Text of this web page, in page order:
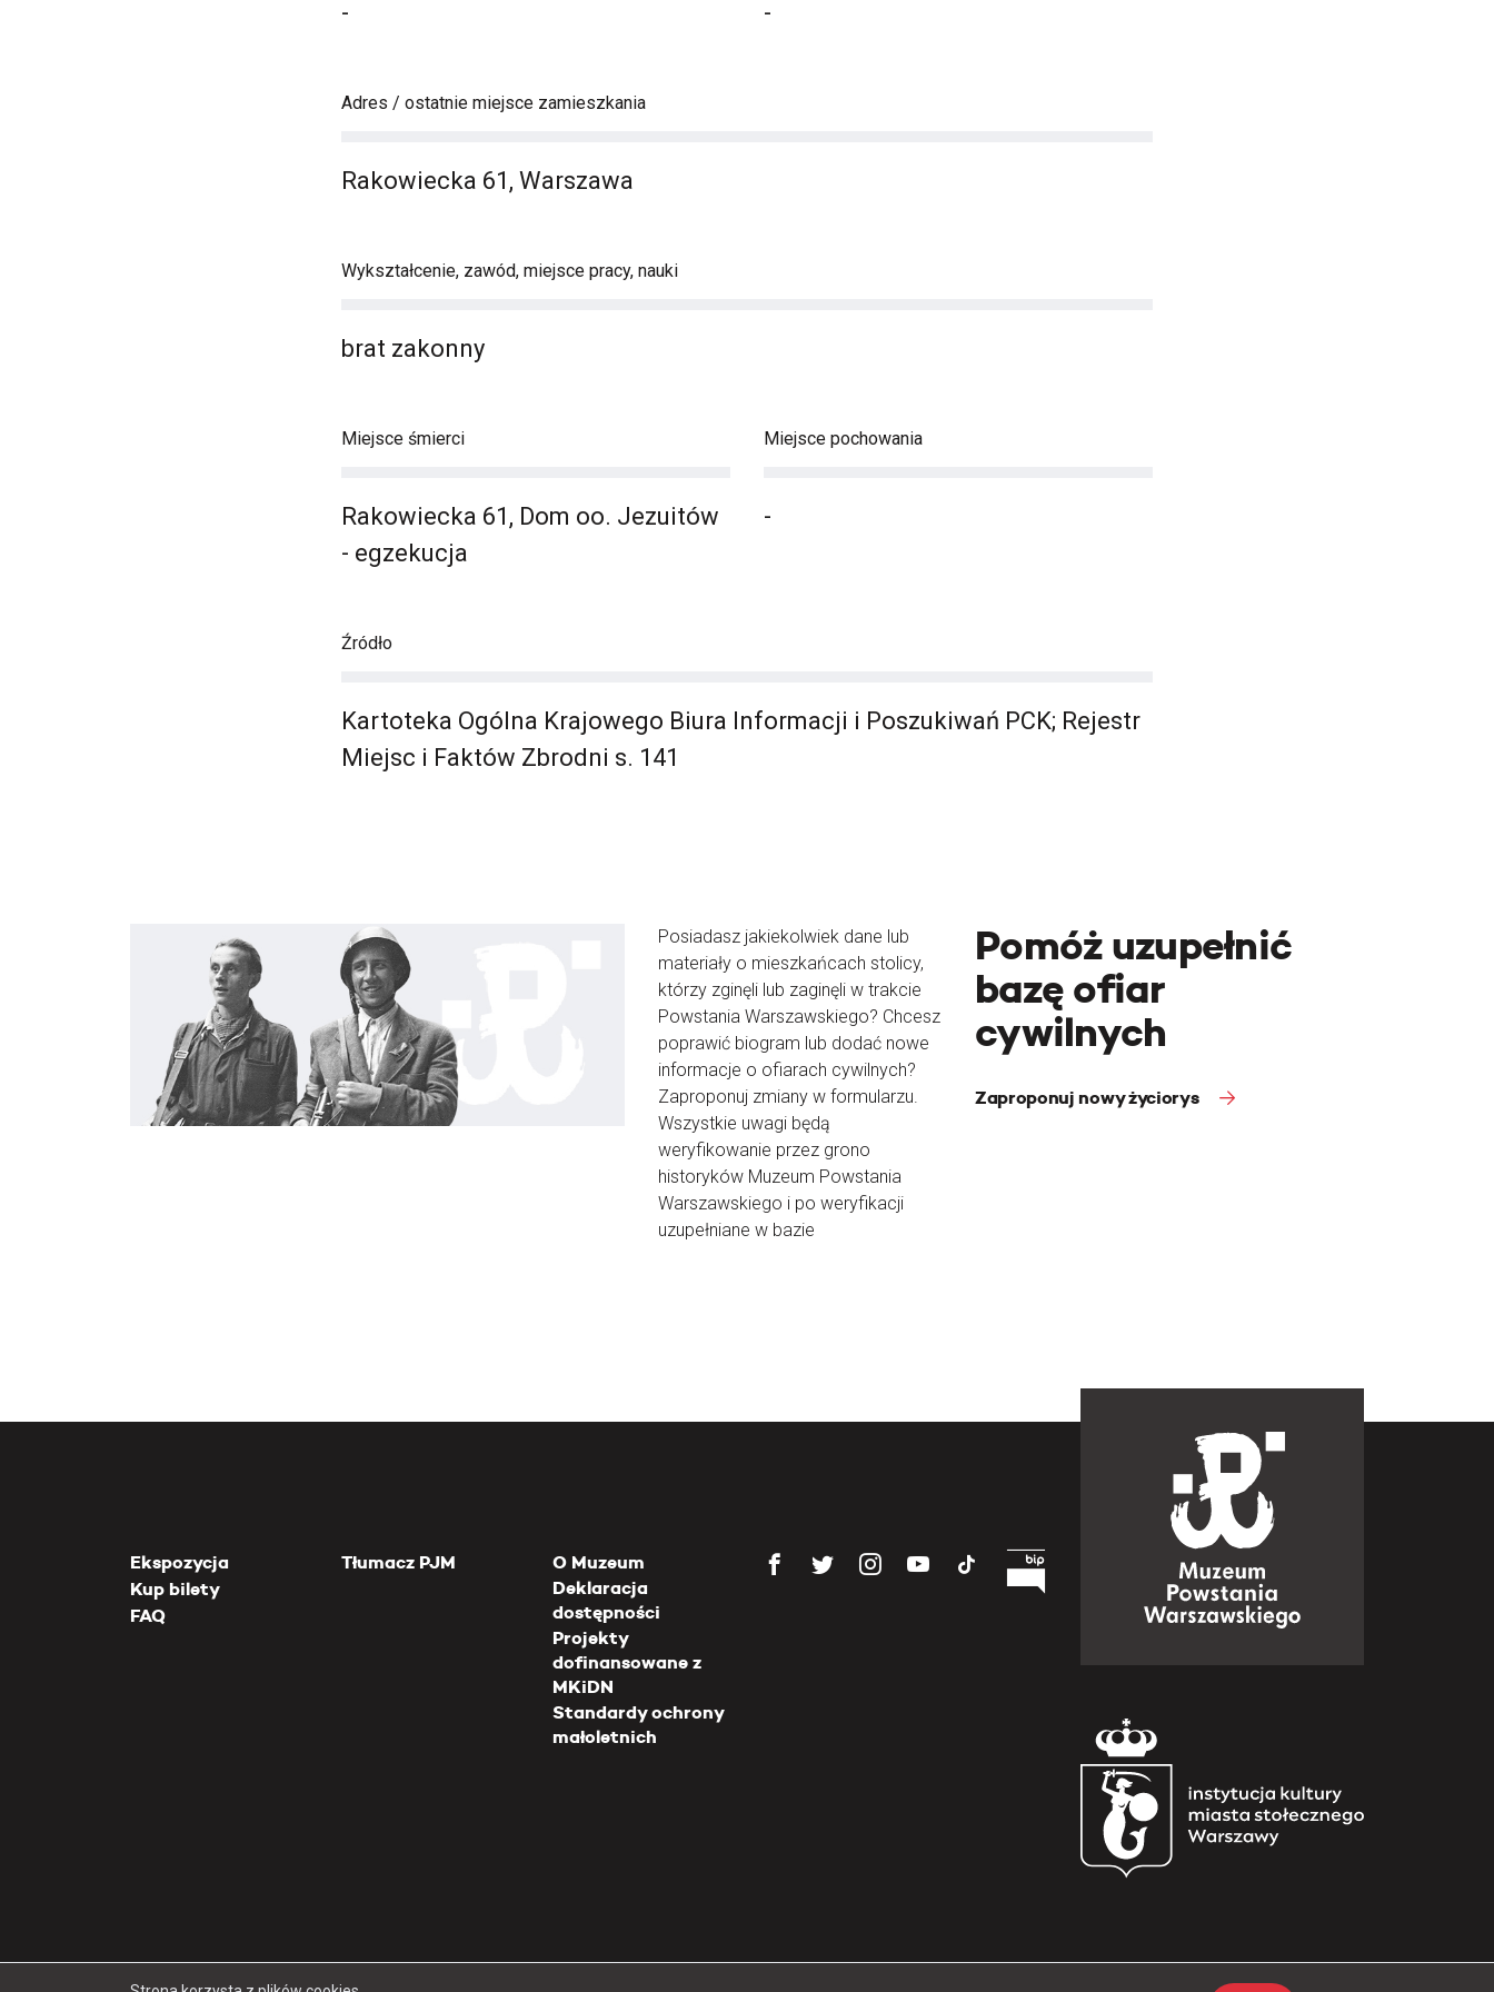
- -
Adres / ostatnie miejsce zamieszkania
Rakowiecka 61, Warszawa
Wykształcenie, zawód, miejsce pracy, nauki
brat zakonny
Miejsce śmierci
Rakowiecka 61, Dom oo. Jezuitów
- egzekucja
Miejsce pochowania
-
Źródło
Kartoteka Ogólna Krajowego Biura Informacji i Poszukiwań PCK; Rejestr
Miejsc i Faktów Zbrodni s. 141
Posiadasz jakiekolwiek dane lub
materiały o mieszkańcach stolicy,
którzy zginęli lub zaginęli w trakcie
Powstania Warszawskiego? Chcesz
poprawić biogram lub dodać nowe
informacje o ofiarach cywilnych?
Zaproponuj zmiany w formularzu.
Wszystkie uwagi będą
weryfikowanie przez grono
historyków Muzeum Powstania
Warszawskiego i po weryfikacji
uzupełniane w bazie
Pomóż uzupełnić
bazę ofiar
cywilnych
Zaproponuj nowy życiorys
Ekspozycja
Kup bilety
FAQ
Tłumacz PJM
O Muzeum
Deklaracja
dostępności
Projekty
dofinansowane z
MKiDN
Standardy ochrony
małoletnich